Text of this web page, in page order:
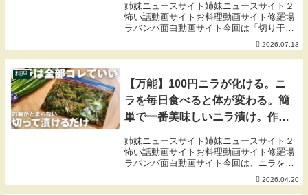
姉妹ニュースサイト姉妹ニュースサイト２
怖い話動画サイトお料理動画サイト修羅場
ラバンバ面白動画サイト今回は「切り干し
大根レシピ10選」をご紹介します。煮物の
イメージが強い切り干し大根ですが、実は
サラダや和え物、炒め物などにも使える便
2026.07.13
料理
【万能】100円ニラが化ける。ニ
ラを毎日食べると体が変わる。簡
単で一番美味しいニラ漬け。作り
メ
姉妹ニュースサイト姉妹ニュースサイト２
怖い話動画サイトお料理動画サイト修羅場
ラバンバ面白動画サイト今回は、ニラを使
った簡単な作り置き「ニラ漬け」の作り方
をご紹介します！刻んで漬けるだけで完成
2026.04.20